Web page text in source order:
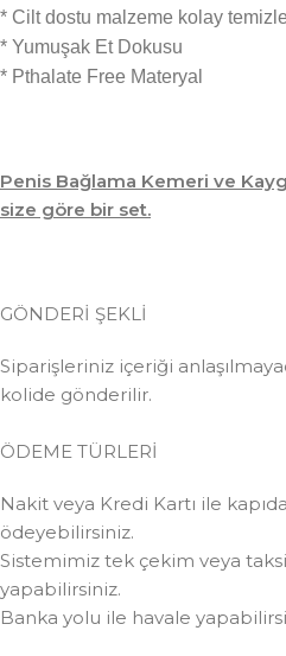
* Cilt dostu malzeme kolay
* Yumuşak Et Dokusu
* Pthalate Free Materyal
Penis Bağlama Kemeri ve
size göre bir set.
GÖNDERİ ŞEKLİ
Siparişleriniz içeriği
kolide gönderilir.
ÖDEME TÜRLERİ
Nakit veya Kredi Kartı ile
ödeyebilirsiniz.
Sistemimiz tek çekim veya
yapabilirsiniz.
Banka yolu ile havale